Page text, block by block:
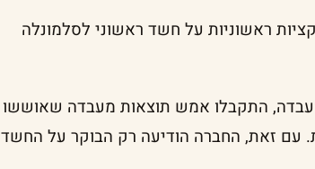
ראשוניות על חשד ראשוני לסלמונלה
התקבלו אמש תוצאות מעבדה שאוששו
עם זאת, החברה הודיעה רק הבוקר על החשד